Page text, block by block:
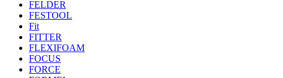
FELDER
FESTOOL
Fit
FITTER
FLEXIFOAM
FOCUS
FORCE